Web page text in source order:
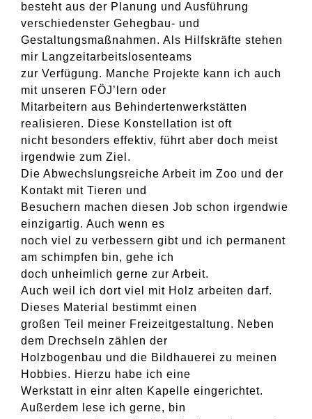
besteht aus der Planung und Ausführung
verschiedenster Gehegbau- und
Gestaltungsmaßnahmen. Als Hilfskräfte stehen
mir Langzeitarbeitslosenteams
zur Verfügung. Manche Projekte kann ich auch
mit unseren FÖJ’lern oder
Mitarbeitern aus Behindertenwerkstätten
realisieren. Diese Konstellation ist oft
nicht besonders effektiv, führt aber doch meist
irgendwie zum Ziel.
Die Abwechslungsreiche Arbeit im Zoo und der
Kontakt mit Tieren und
Besuchern machen diesen Job schon irgendwie
einzigartig. Auch wenn es
noch viel zu verbessern gibt und ich permanent
am schimpfen bin, gehe ich
doch unheimlich gerne zur Arbeit.
Auch weil ich dort viel mit Holz arbeiten darf.
Dieses Material bestimmt einen
großen Teil meiner Freizeitgestaltung. Neben
dem Drechseln zählen der
Holzbogenbau und die Bildhauerei zu meinen
Hobbies. Hierzu habe ich eine
Werkstatt in einr alten Kapelle eingerichtet.
Außerdem lese ich gerne, bin